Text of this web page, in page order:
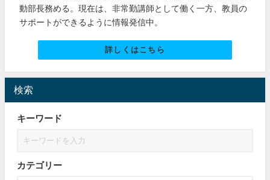
動部長務める。現在は、非常勤講師として働く一方、教員の
サポートができるように情報発信中。
詳しくはこちら
検索
キーワード
カテゴリー